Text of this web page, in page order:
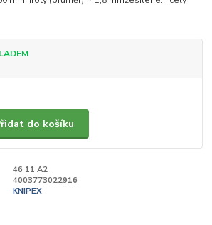
do košíku
46 11 A2
4003773022916
KNIPEX